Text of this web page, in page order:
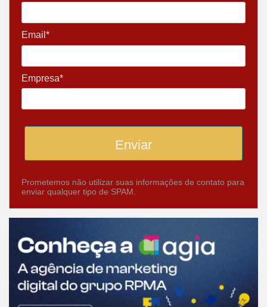
Email*
Empresa*
Enviar
Prometemos não utilizar suas informações de contato para
enviar qualquer tipo de SPAM.